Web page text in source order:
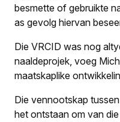
besmette of gebruikte
as gevolg hiervan
Die VRCID was nog
naaldeprojek, voeg
maatskaplike
Die vennootskap
het ontstaan om van